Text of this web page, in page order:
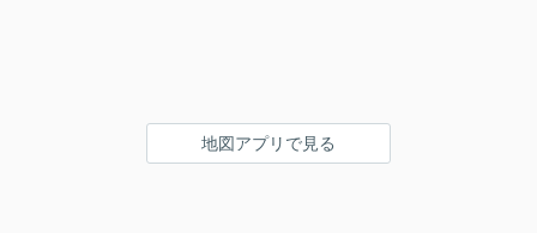
地図アプリで見る